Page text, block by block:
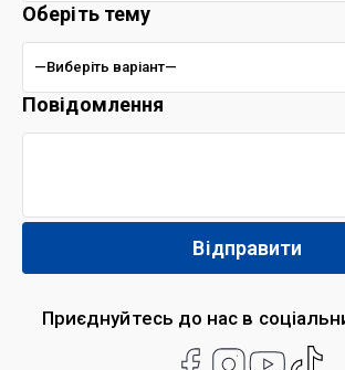
Приєднуйтесь до нас в
Оберіть тему
Повідомлення